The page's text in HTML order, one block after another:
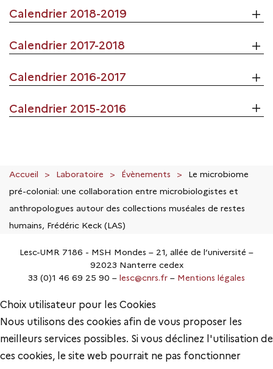
Calendrier 2018-2019
Calendrier 2017-2018
Calendrier 2016-2017
Calendrier 2015-2016
Accueil Laboratoire Évènements
Le microbiome
pré-colonial: une collaboration entre microbiologistes et
anthropologues autour des collections muséales de restes
humains, Frédéric Keck (LAS)
Lesc-UMR 7186 - MSH Mondes – 21, allée de l’université –
92023 Nanterre cedex
33 (0)1 46 69 25 90 – lesc@cnrs.fr – Mentions légales
Choix utilisateur pour les Cookies
Nous utilisons des cookies afin de vous proposer les
meilleurs services possibles. Si vous déclinez l'utilisation de
ces cookies, le site web pourrait ne pas fonctionner